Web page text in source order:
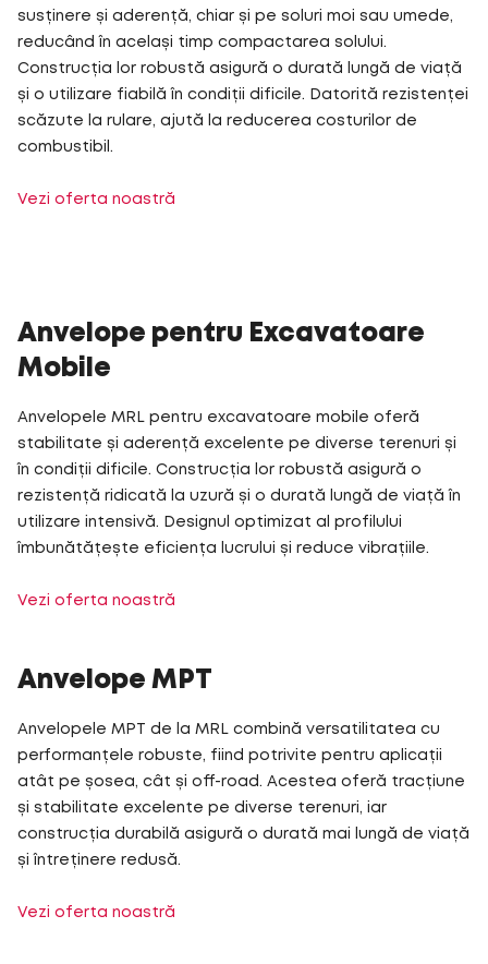
susținere și aderență, chiar și pe soluri moi sau umede,
reducând în același timp compactarea solului.
Construcția lor robustă asigură o durată lungă de viață
și o utilizare fiabilă în condiții dificile. Datorită rezistenței
scăzute la rulare, ajută la reducerea costurilor de
combustibil.
Vezi oferta noastră
Anvelope pentru Excavatoare
Mobile
Anvelopele MRL pentru excavatoare mobile oferă
stabilitate și aderență excelente pe diverse terenuri și
în condiții dificile. Construcția lor robustă asigură o
rezistență ridicată la uzură și o durată lungă de viață în
utilizare intensivă. Designul optimizat al profilului
îmbunătățește eficiența lucrului și reduce vibrațiile.
Vezi oferta noastră
Anvelope MPT
Anvelopele MPT de la MRL combină versatilitatea cu
performanțele robuste, fiind potrivite pentru aplicații
atât pe șosea, cât și off-road. Acestea oferă tracțiune
și stabilitate excelente pe diverse terenuri, iar
construcția durabilă asigură o durată mai lungă de viață
și întreținere redusă.
Vezi oferta noastră